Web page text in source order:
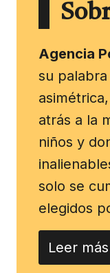
Agencia
su
atrás a la
niños y
solo se
elegidos
Leer más